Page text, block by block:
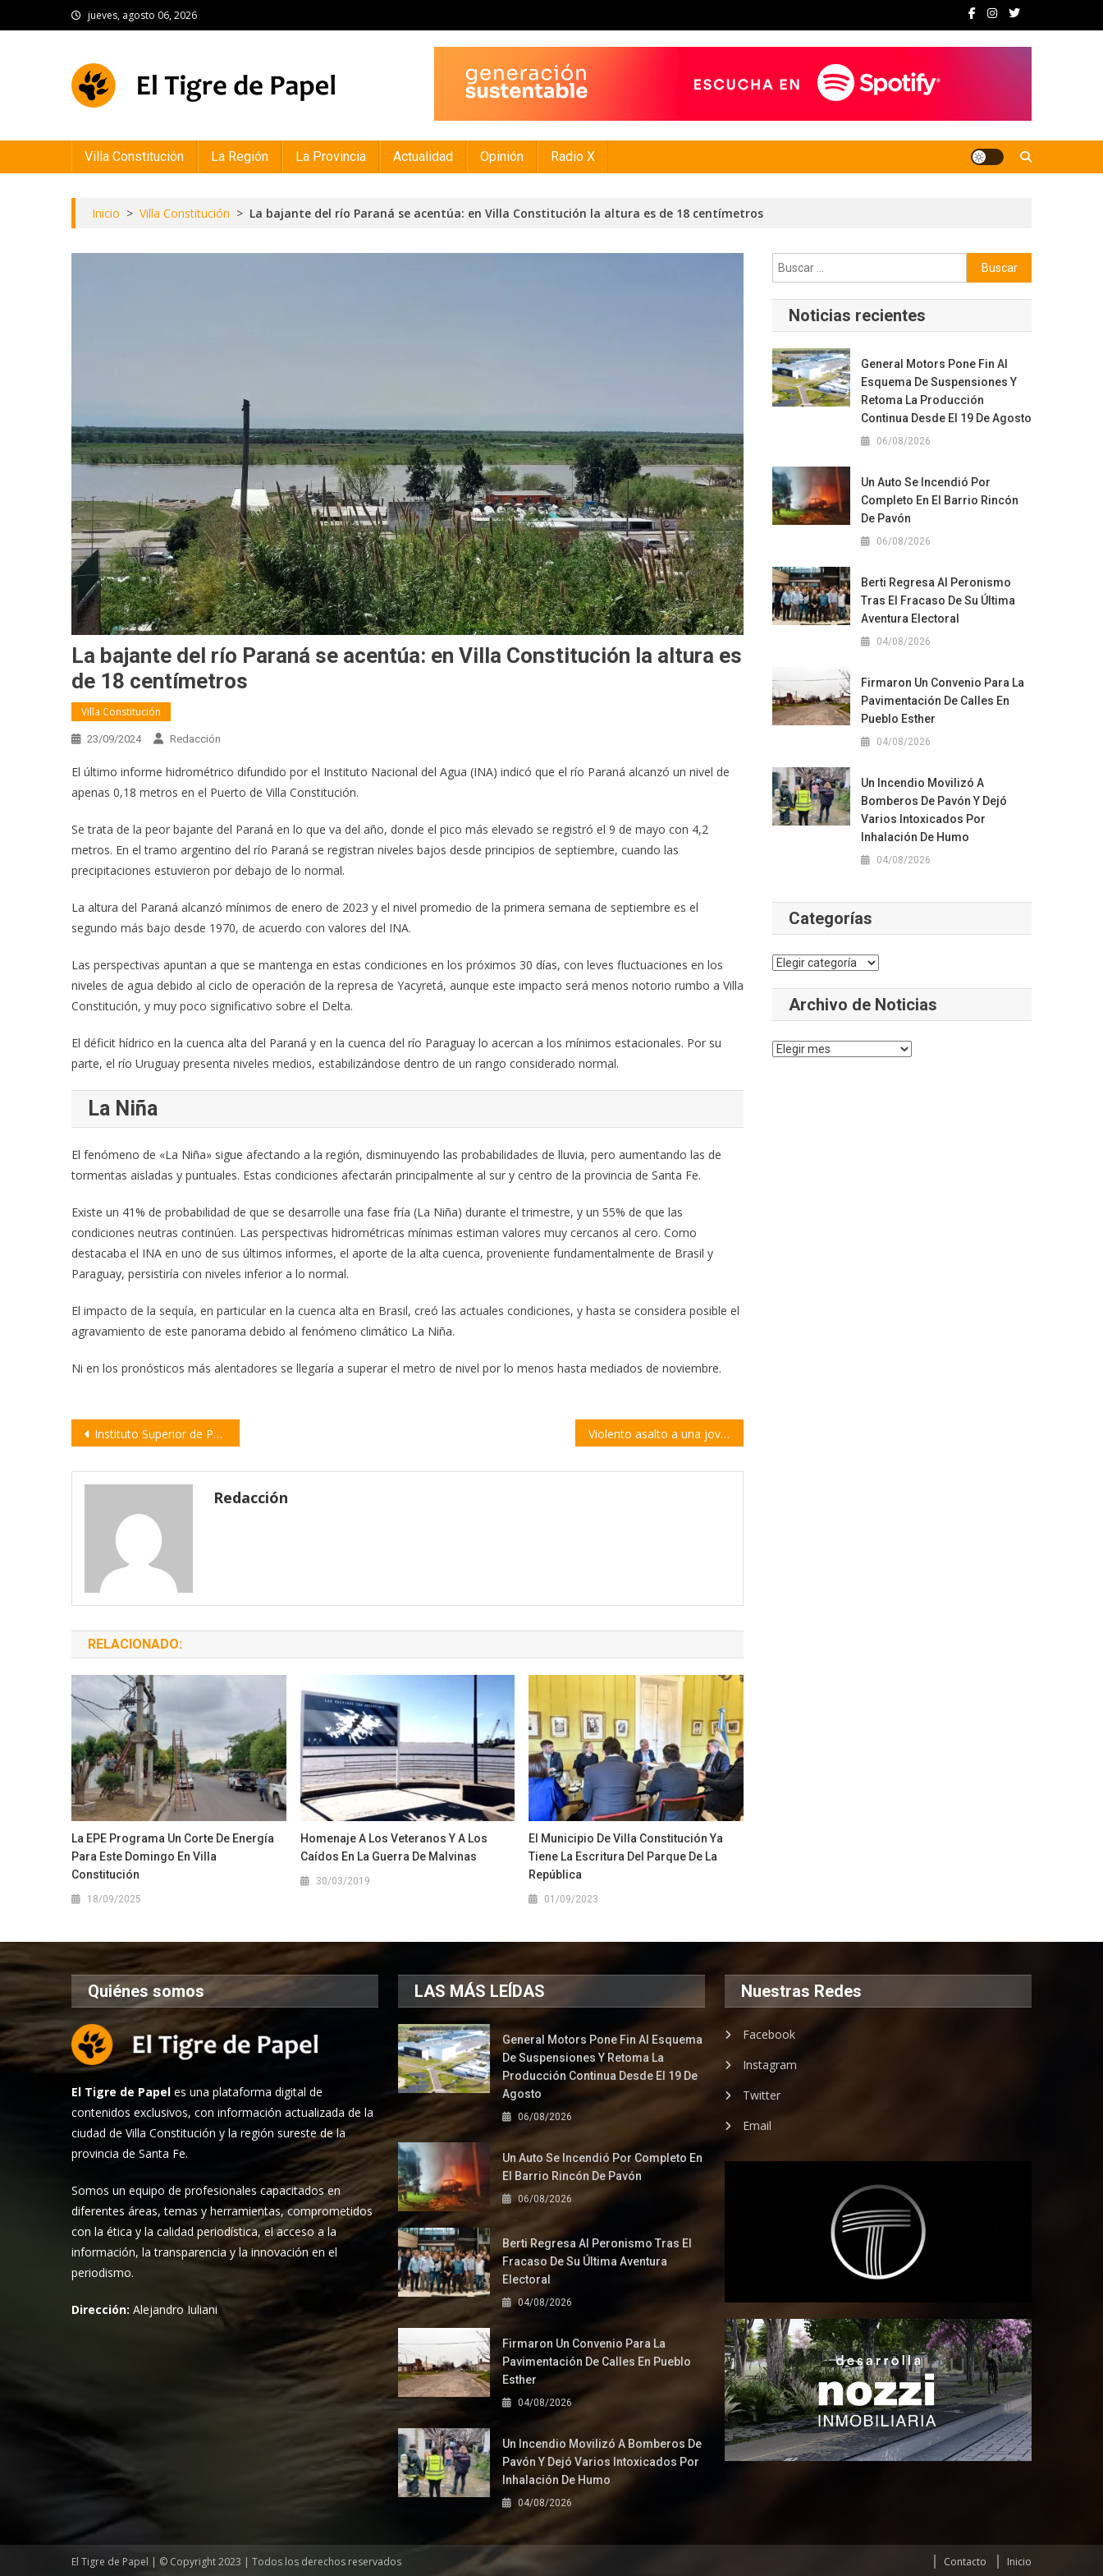
to
jueves, agosto 06, 2026
Villa Constitución La Región La Provincia Actualidad Opinión Radio X
Inicio > Villa Constitución > La bajante del río Paraná se acentúa: en Villa Constitución la altura es de 18 centímetros
La bajante del río Paraná se acentúa: en Villa Constitución la altura es
de 18 centímetros
Villa Constitución
23/09/2024 Redacción
El último informe hidrométrico difundido por el Instituto Nacional del Agua (INA) indicó que el río Paraná alcanzó un nivel de
apenas 0,18 metros en el Puerto de Villa Constitución.
Se trata de la peor bajante del Paraná en lo que va del año, donde el pico más elevado se registró el 9 de mayo con 4,2
metros. En el tramo argentino del río Paraná se registran niveles bajos desde principios de septiembre, cuando las
precipitaciones estuvieron por debajo de lo normal.
La altura del Paraná alcanzó mínimos de enero de 2023 y el nivel promedio de la primera semana de septiembre es el
segundo más bajo desde 1970, de acuerdo con valores del INA.
Las perspectivas apuntan a que se mantenga en estas condiciones en los próximos 30 días, con leves fluctuaciones en los
niveles de agua debido al ciclo de operación de la represa de Yacyretá, aunque este impacto será menos notorio rumbo a Villa
Constitución, y muy poco significativo sobre el Delta.
El déficit hídrico en la cuenca alta del Paraná y en la cuenca del río Paraguay lo acercan a los mínimos estacionales. Por su
parte, el río Uruguay presenta niveles medios, estabilizándose dentro de un rango considerado normal.
La Niña
El fenómeno de «La Niña» sigue afectando a la región, disminuyendo las probabilidades de lluvia, pero aumentando las de
tormentas aisladas y puntuales. Estas condiciones afectarán principalmente al sur y centro de la provincia de Santa Fe.
Existe un 41% de probabilidad de que se desarrolle una fase fría (La Niña) durante el trimestre, y un 55% de que las
condiciones neutras continúen. Las perspectivas hidrométricas mínimas estiman valores muy cercanos al cero. Como
destacaba el INA en uno de sus últimos informes, el aporte de la alta cuenca, proveniente fundamentalmente de Brasil y
Paraguay, persistiría con niveles inferior a lo normal.
El impacto de la sequía, en particular en la cuenca alta en Brasil, creó las actuales condiciones, y hasta se considera posible el
agravamiento de este panorama debido al fenómeno climático La Niña.
Ni en los pronósticos más alentadores se llegaría a superar el metro de nivel por lo menos hasta mediados de noviembre.
Navegación
entradas
Instituto Superior de Profesorado N° 3 celebra 60 años de trayectoria Violento asalto a una joven, que fue golpeada y arrastrada por el suelo
Redacción
RELACIONADO:
La EPE Programa Un Corte De Energía
Para Este Domingo En Villa
Constitución
18/09/2025
Homenaje A Los Veteranos Y A Los
Caídos En La Guerra De Malvinas
30/03/2019
El Municipio De Villa Constitución Ya
Tiene La Escritura Del Parque De La
República
01/09/2023
Buscar:
Noticias recientes
General Motors Pone Fin Al
Esquema De Suspensiones Y
Retoma La Producción
Continua Desde El 19 De Agosto
06/08/2026
Un Auto Se Incendió Por
Completo En El Barrio Rincón
De Pavón
06/08/2026
Berti Regresa Al Peronismo
Tras El Fracaso De Su Última
Aventura Electoral
04/08/2026
Firmaron Un Convenio Para La
Pavimentación De Calles En
Pueblo Esther
04/08/2026
Un Incendio Movilizó A
Bomberos De Pavón Y Dejó
Varios Intoxicados Por
Inhalación De Humo
04/08/2026
Categorías
Categorías
Archivo de Noticias
Archivo
Quiénes somos
El Tigre de Papel es una plataforma digital de
contenidos exclusivos, con información actualizada de la
ciudad de Villa Constitución y la región sureste de la
provincia de Santa Fe.
Somos un equipo de profesionales capacitados en
diferentes áreas, temas y herramientas, comprometidos
con la ética y la calidad periodística, el acceso a la
información, la transparencia y la innovación en el
periodismo.
Dirección:Alejandro Iuliani
LAS MÁS LEÍDAS
General Motors Pone Fin Al Esquema
De Suspensiones Y Retoma La
Producción Continua Desde El 19 De
Agosto
06/08/2026
Un Auto Se Incendió Por Completo En
El Barrio Rincón De Pavón
06/08/2026
Berti Regresa Al Peronismo Tras El
Fracaso De Su Última Aventura
Electoral
04/08/2026
Firmaron Un Convenio Para La
Pavimentación De Calles En Pueblo
Esther
04/08/2026
Un Incendio Movilizó A Bomberos De
Pavón Y Dejó Varios Intoxicados Por
Inhalación De Humo
04/08/2026
Nuestras Redes
Facebook
Instagram
Twitter
Email
El Tigre de Papel | © Copyright 2023 | Todos los derechos reservados Contacto Inicio